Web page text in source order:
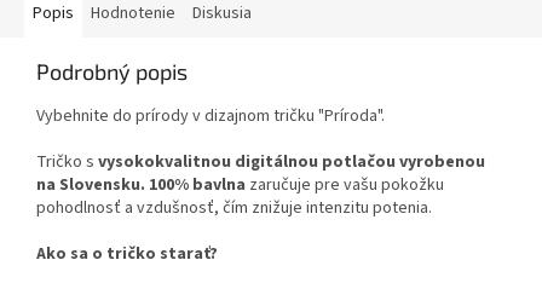
Popis Hodnotenie Diskusia
Podrobný popis
Vybehnite do prírody v dizajnom tričku "Príroda".
Tričko s vysokokvalitnou digitálnou potlačou vyrobenou
na Slovensku. 100% bavlna zaručuje pre vašu pokožku
pohodlnosť a vzdušnosť, čím znižuje intenzitu potenia.
Ako sa o tričko starať?